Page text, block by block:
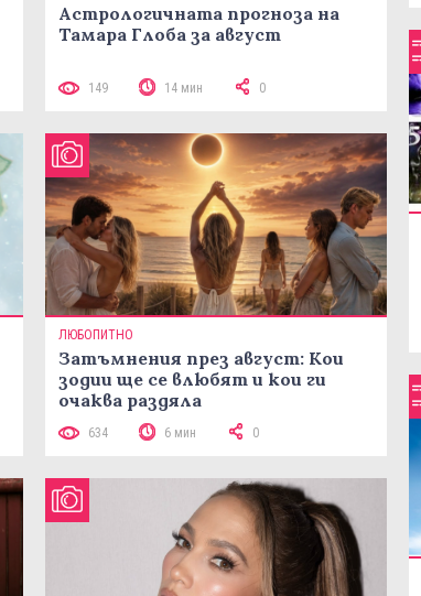
Астрологичната прогноза на
Тамара Глоба за август
149 14 мин 0
ЛЮБОПИТНО
Затъмнения през август: Кои
зодии ще се влюбят и кои ги
очаква раздяла
634 6 мин 0